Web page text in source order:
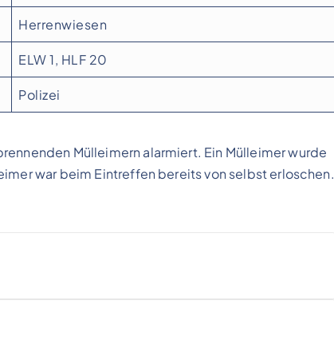
Herrenwiesen
ELW 1, HLF 20
Polizei
Mülleimern alarmiert. Ein Mülleimer wurde
war beim Eintreffen bereits von selbst erloschen.